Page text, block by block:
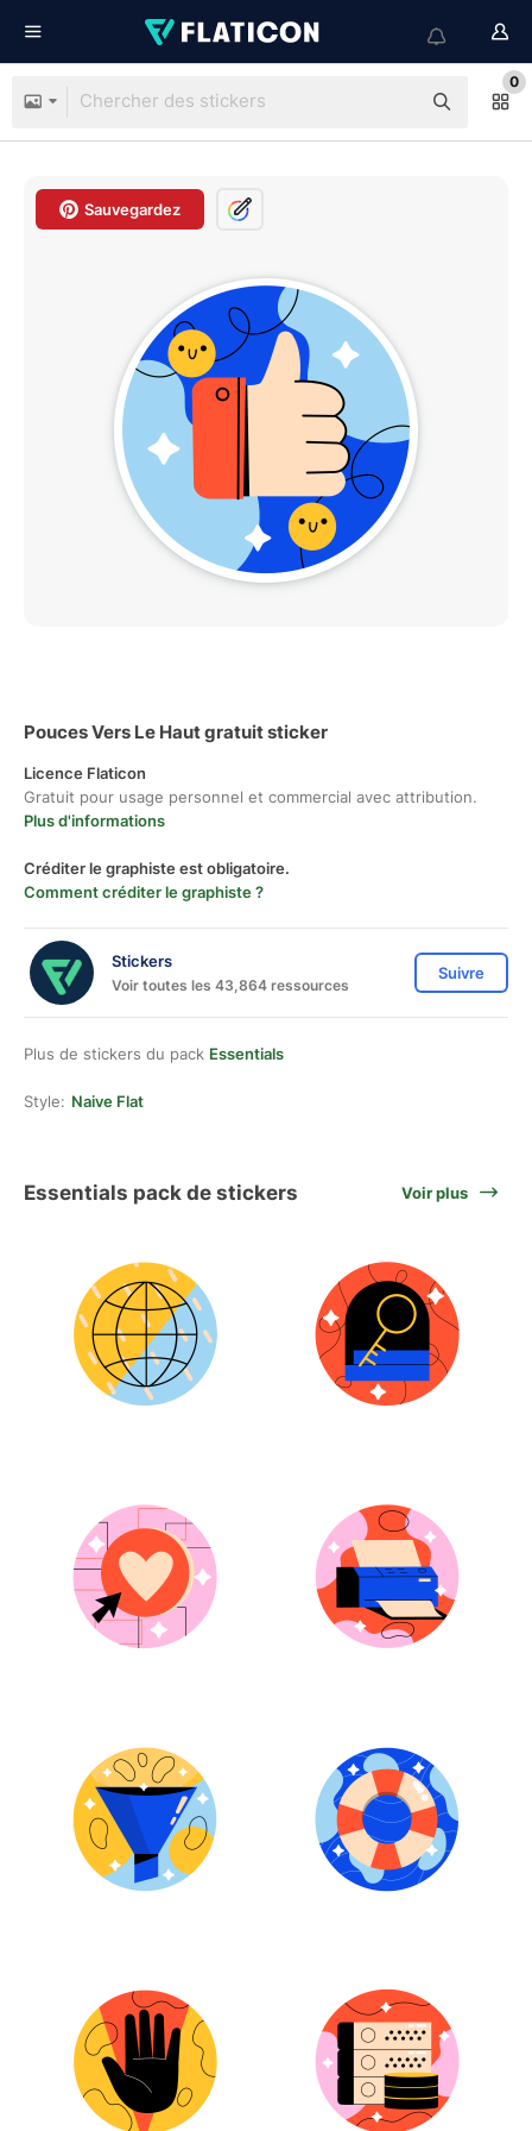
0
Sauvegardez
Pouces Vers Le Haut gratuit sticker
Licence Flaticon
Gratuit pour usage personnel et commercial avec attribution.
Plus d'informations
Créditer le graphiste est obligatoire.
Comment créditer le graphiste ?
Stickers
Voir toutes les 43,864 ressources
Suivre
Plus de stickers du pack Essentials
Style: Naive Flat
Essentials pack de stickers Voir plus